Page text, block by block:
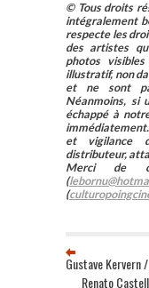
© Tous droits
intégralement
respecte les
des artistes
photos
illustratif, non
et ne sont
Néanmoins, si
échappé à
et vigilance
distributeur,
Merci de
(
(
Gustave Kervern
Renato